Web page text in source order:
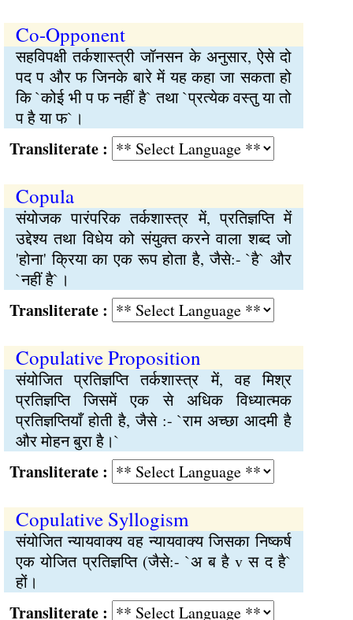
Co-Opponent
सहविपक्षी तर्कशास्त्री जॉनसन के अनुसार, ऐसे दो
पद प और फ जिनके बारे में यह कहा जा सकता हो
कि `कोई भी प फ नहीं है` तथा `प्रत्येक वस्तु या तो
प है या फ`।
:
Copula
संयोजक पारंपरिक तर्कशास्त्र में, प्रतिज्ञप्ति में
उद्देश्य तथा विधेय को संयुक्त करने वाला शब्द जो
'होना' क्रिया का एक रूप होता है, जैसे:- `है` और
`नहीं है`।
:
Copulative Proposition
संयोजित प्रतिज्ञप्ति तर्कशास्त्र में, वह मिश्र
प्रतिज्ञप्ति जिसमें एक से अधिक विध्यात्मक
प्रतिज्ञप्तियाँ होती है, जैसे :- `राम अच्छा आदमी है
और मोहन बुरा है।`
:
Copulative Syllogism
संयोजित न्यायवाक्य वह न्यायवाक्य जिसका निष्कर्ष
एक योजित प्रतिज्ञप्ति (जैसे:- `अ ब है v स द है`
हों।
: